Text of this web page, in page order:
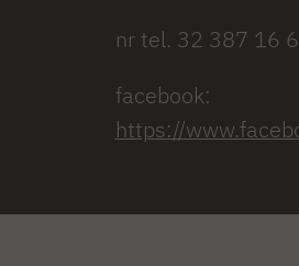
nr tel. 32 387 16
facebook:
https://